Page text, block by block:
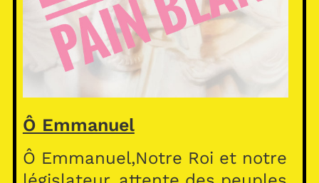
Ô Emmanuel
Ô Emmanuel,Notre Roi et notre